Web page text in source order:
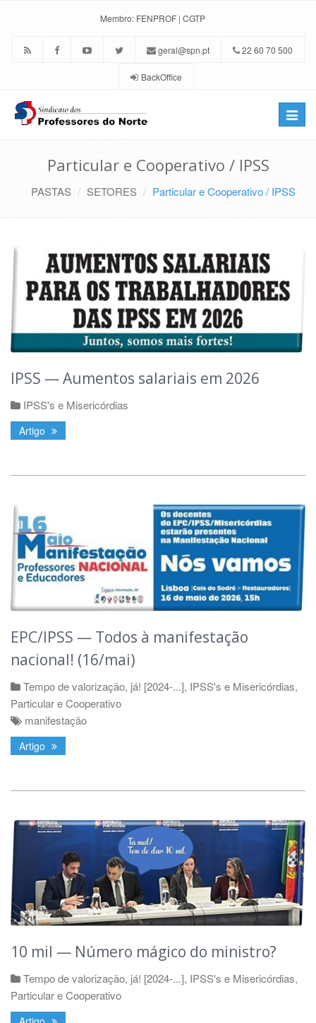
Membro: FENPROF | CGTP
geral@spn.pt 22 60 70 500
BackOffice
Toggle
Particular e Cooperativo / IPSS
PASTAS SETORES Particular e Cooperativo / IPSS
IPSS — Aumentos salariais em 2026
IPSS's e Misericórdias
Artigo
EPC/IPSS — Todos à manifestação
nacional! (16/mai)
Tempo de valorização, já! [2024-...], IPSS's e Misericórdias,
Particular e Cooperativo
manifestação
Artigo
10 mil — Número mágico do ministro?
Tempo de valorização, já! [2024-...], IPSS's e Misericórdias,
Particular e Cooperativo